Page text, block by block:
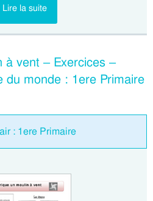
Lire la suite
à vent – Exercices –
du monde : 1ere Primaire
: 1ere Primaire